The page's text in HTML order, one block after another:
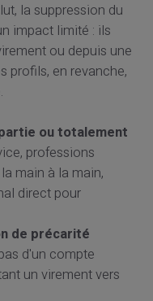
la suppression du
impact limité : ils
ou depuis une
profils, en revanche,
ou totalement
professions
main à la main,
direct pour
de précarité
d'un compte
un virement vers